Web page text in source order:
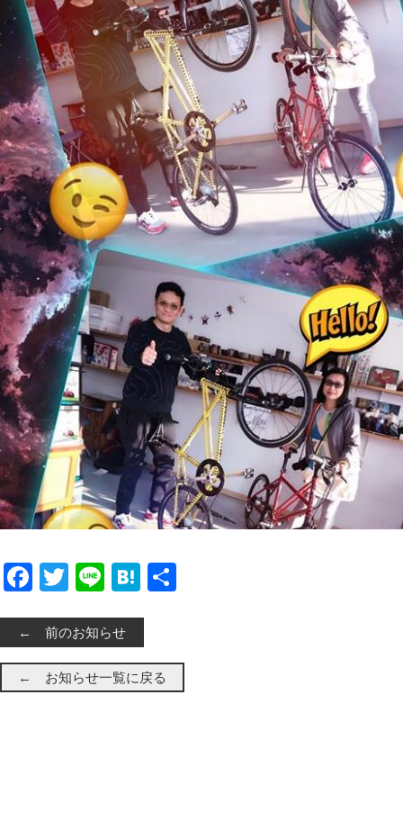
Facebook
Twitter Line Hatena
← 前のお知らせ
← お知らせ一覧に戻る